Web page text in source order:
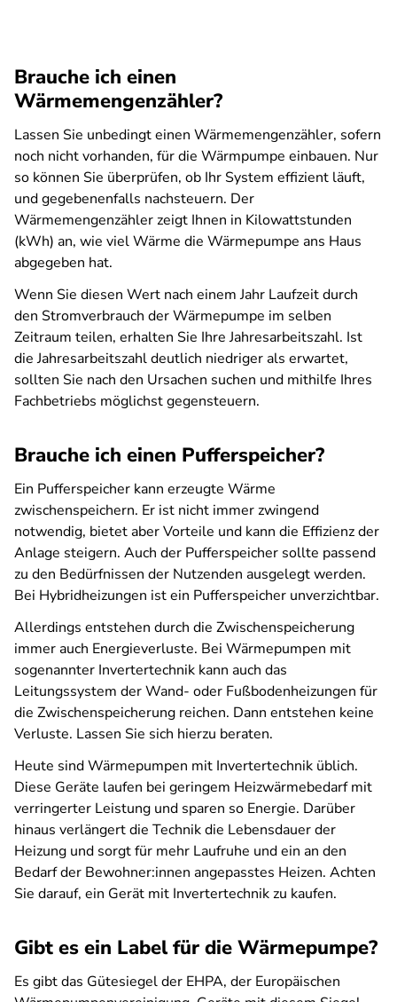
Brauche ich einen
Wärmemengenzähler?
Lassen Sie unbedingt einen Wärmemengenzähler, sofern
noch nicht vorhanden, für die Wärmpumpe einbauen. Nur
so können Sie überprüfen, ob Ihr System effizient läuft,
und gegebenenfalls nachsteuern. Der
Wärmemengenzähler zeigt Ihnen in Kilowattstunden
(kWh) an, wie viel Wärme die Wärmepumpe ans Haus
abgegeben hat.
Wenn Sie diesen Wert nach einem Jahr Laufzeit durch
den Stromverbrauch der Wärmepumpe im selben
Zeitraum teilen, erhalten Sie Ihre Jahresarbeitszahl. Ist
die Jahresarbeitszahl deutlich niedriger als erwartet,
sollten Sie nach den Ursachen suchen und mithilfe Ihres
Fachbetriebs möglichst gegensteuern.
Brauche ich einen Pufferspeicher?
Ein Pufferspeicher kann erzeugte Wärme
zwischenspeichern. Er ist nicht immer zwingend
notwendig, bietet aber Vorteile und kann die Effizienz der
Anlage steigern. Auch der Pufferspeicher sollte passend
zu den Bedürfnissen der Nutzenden ausgelegt werden.
Bei Hybridheizungen ist ein Pufferspeicher unverzichtbar.
Allerdings entstehen durch die Zwischenspeicherung
immer auch Energieverluste. Bei Wärmepumpen mit
sogenannter Invertertechnik kann auch das
Leitungssystem der Wand- oder Fußbodenheizungen für
die Zwischenspeicherung reichen. Dann entstehen keine
Verluste. Lassen Sie sich hierzu beraten.
Heute sind Wärmepumpen mit Invertertechnik üblich.
Diese Geräte laufen bei geringem Heizwärmebedarf mit
verringerter Leistung und sparen so Energie. Darüber
hinaus verlängert die Technik die Lebensdauer der
Heizung und sorgt für mehr Laufruhe und ein an den
Bedarf der Bewohner:innen angepasstes Heizen. Achten
Sie darauf, ein Gerät mit Invertertechnik zu kaufen.
Gibt es ein Label für die Wärmepumpe?
Es gibt das Gütesiegel der EHPA, der Europäischen